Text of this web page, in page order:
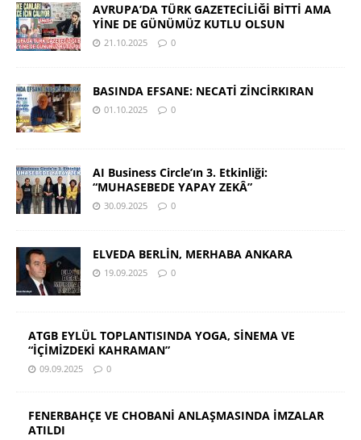
AVRUPA’DA TÜRK GAZETECİLİĞİ BİTTİ AMA
YİNE DE GÜNÜMÜZ KUTLU OLSUN
21.10.2025 0
BASINDA EFSANE: NECATİ ZİNCİRKIRAN
01.10.2025 0
AI Business Circle’ın 3. Etkinliği:
“MUHASEBEDE YAPAY ZEKÂ”
30.09.2025 0
ELVEDA BERLİN, MERHABA ANKARA
19.09.2025 0
ATGB EYLÜL TOPLANTISINDA YOGA, SİNEMA VE
“İÇİMİZDEKİ KAHRAMAN”
09.09.2025 0
FENERBAHÇE VE CHOBANİ ANLAŞMASINDA İMZALAR
ATILDI